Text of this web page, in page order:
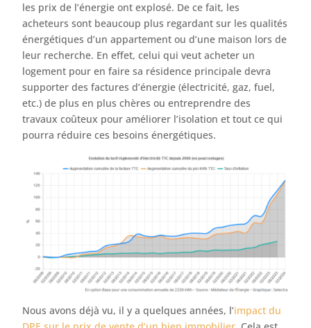
les prix de l’énergie ont explosé. De ce fait, les
acheteurs sont beaucoup plus regardant sur les qualités
énergétiques d’un appartement ou d’une maison lors de
leur recherche. En effet, celui qui veut acheter un
logement pour en faire sa résidence principale devra
supporter des factures d’énergie (électricité, gaz, fuel,
etc.) de plus en plus chères ou entreprendre des
travaux coûteux pour améliorer l’isolation et tout ce qui
pourra réduire ces besoins énergétiques.
Nous avons déjà vu, il y a quelques années, l’impact du